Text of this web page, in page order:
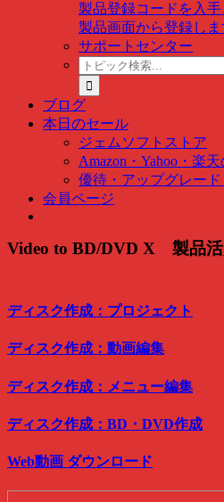
製品登録コードを入手
製品画面から登録しま
サポートセンター
ト
ピ
ッ
ク
検
索
…
ブログ
本日のセール
ジェムソフトストア
Amazon・Yahoo・楽
優待・アップグレー
会員ページ
Video to BD/DVD X 製品活
ディスク作成：プロジェクト
ディスク作成：動画編集
ディスク作成：メニュー編集
ディスク作成：BD・DVD作成
Web動画 ダウンロード